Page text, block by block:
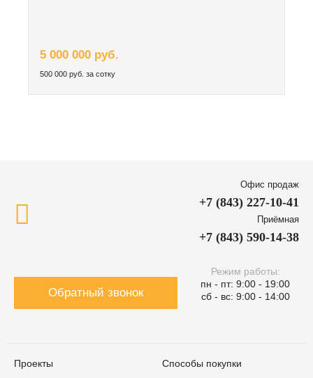
5 000 000 руб.
500 000 руб. за сотку
Офис продаж
+7 (843) 227-10-41
Приёмная
+7 (843) 590-14-38
Обратный звонок
Режим работы:
пн - пт: 9:00 - 19:00
сб - вс: 9:00 - 14:00
Проекты Способы покупки